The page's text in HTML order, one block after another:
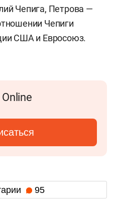
Чепига, Петрова —
Чепиги
США и Евросоюз.
95